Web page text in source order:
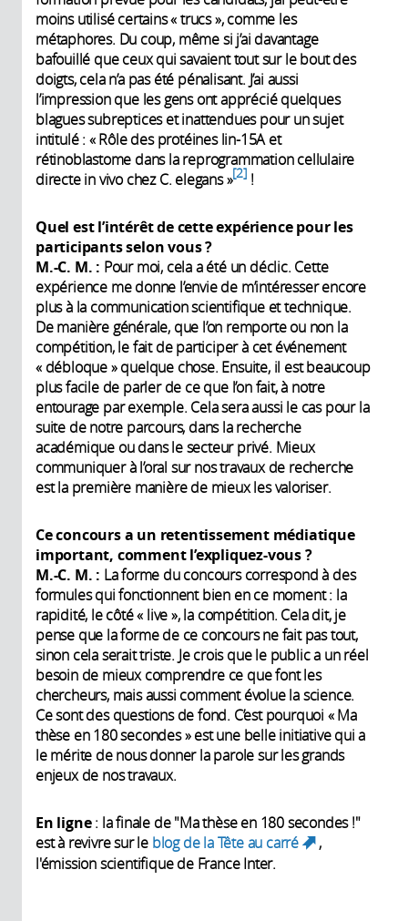
moins utilisé certains « trucs », comme les
métaphores. Du coup, même si j’ai davantage
bafouillé que ceux qui savaient tout sur le bout des
doigts, cela n’a pas été pénalisant. J’ai aussi
l’impression que les gens ont apprécié quelques
blagues subreptices et inattendues pour un sujet
intitulé : « Rôle des protéines lin-15A et
rétinoblastome dans la reprogrammation cellulaire
directe in vivo chez C. elegans » 2 !
Quel est l’intérêt de cette expérience pour les
participants selon vous?
M.-C. M. : Pour moi, cela a été un déclic. Cette
expérience me donne l’envie de m’intéresser encore
plus à la communication scientifique et technique.
De manière générale, que l’on remporte ou non la
compétition, le fait de participer à cet événement
« débloque » quelque chose. Ensuite, il est beaucoup
plus facile de parler de ce que l’on fait, à notre
entourage par exemple. Cela sera aussi le cas pour la
suite de notre parcours, dans la recherche
académique ou dans le secteur privé. Mieux
communiquer à l’oral sur nos travaux de recherche
est la première manière de mieux les valoriser.
Ce concours a un retentissement médiatique
important, comment l’expliquez-vous?
M.-C. M. : La forme du concours correspond à des
formules qui fonctionnent bien en ce moment : la
rapidité, le côté « live », la compétition. Cela dit, je
pense que la forme de ce concours ne fait pas tout,
sinon cela serait triste. Je crois que le public a un réel
besoin de mieux comprendre ce que font les
chercheurs, mais aussi comment évolue la science.
Ce sont des questions de fond. C’est pourquoi « Ma
thèse en 180 secondes » est une belle initiative qui a
le mérite de nous donner la parole sur les grands
enjeux de nos travaux.
En ligne: la finale de "Ma thèse en 180 secondes !"
est à revivre sur le blog de la Tête au carré
(link is
,
l'émission scientifique de France Inter.